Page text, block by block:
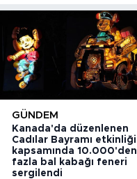
GÜNDEM
Kanada'da düzenlenen
Cadılar Bayramı etkinliği
kapsamında 10.000'den
fazla bal kabağı feneri
sergilendi